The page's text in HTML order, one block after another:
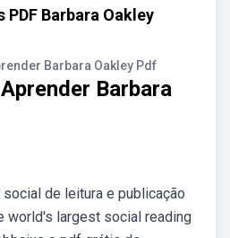
PDF Barbara Oakley
Barbara Oakley Pdf
Barbara
de leitura e publicação
world's largest social reading